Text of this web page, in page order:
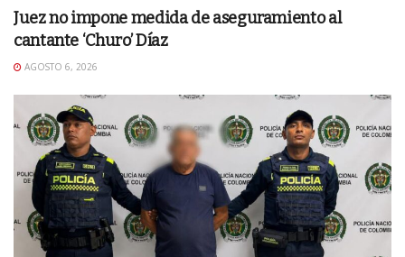
Juez no impone medida de aseguramiento al
cantante ‘Churo’ Díaz
AGOSTO 6, 2026